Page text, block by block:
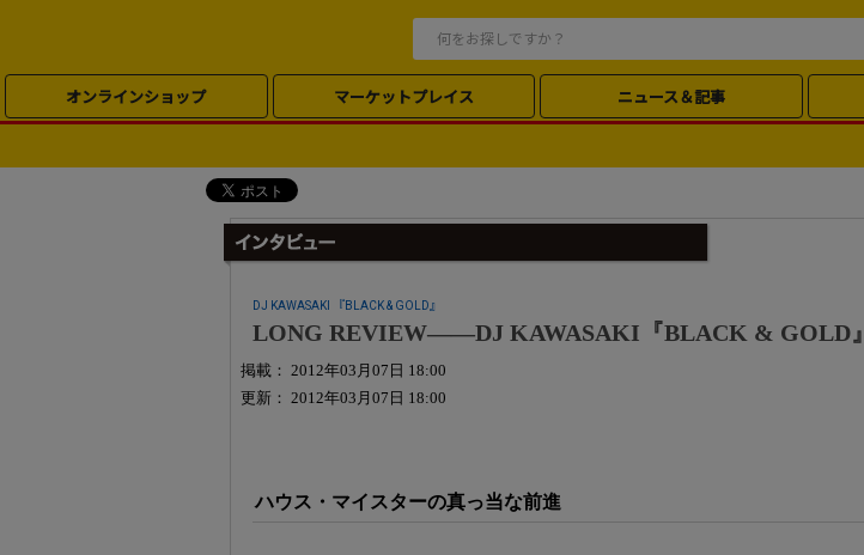
オンラインショップ マーケットプレイス ニュース＆記事
DJ KAWASAKI 『BLACK & GOLD』
LONG REVIEW――DJ KAWASAKI『BLACK & GOLD』
掲載： 2012年03月07日 18:00
更新： 2012年03月07日 18:00
ハウス・マイスターの真っ当な前進